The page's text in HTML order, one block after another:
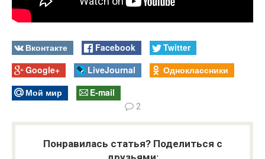
Вконтакте Facebook
Twitter
Google+
LiveJournal
Одноклассники
Мой мир
E-mail
2
Понравилась статья? Поделиться с